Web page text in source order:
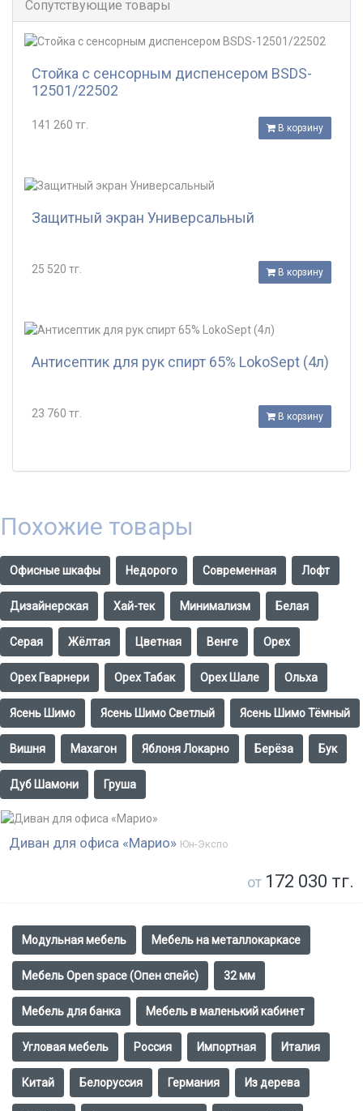
Сопутствующие товары
Стойка с сенсорным диспенсером BSDS-
12501/22502
В корзину
141 260 тг.
Защитный экран Универсальный
В корзину
25 520 тг.
Антисептик для рук спирт 65% LokoSept (4л)
В корзину
23 760 тг.
Похожие товары
Офисные шкафы Недорого Современная Лофт
Дизайнерская Хай-тек Минимализм Белая
Серая Жёлтая Цветная Венге Орех
Орех Гварнери Орех Табак Орех Шале Ольха
Ясень Шимо Ясень Шимо Светлый Ясень Шимо Тёмный
Вишня Махагон Яблоня Локарно Берёза Бук
Дуб Шамони Груша
Диван для офиса «Марио» Юн-Экспо
от 172 030 тг.
Модульная мебель Мебель на металлокаркасе
Мебель Open space (Опен спейс) 32 мм
Мебель для банка Мебель в маленький кабинет
Угловая мебель Россия Импортная Италия
Китай Белоруссия Германия Из дерева